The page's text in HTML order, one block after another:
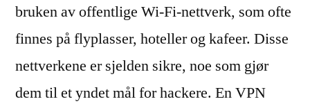
bruken av offentlige Wi-Fi-nettverk, som ofte
finnes på flyplasser, hoteller og kafeer. Disse
nettverkene er sjelden sikre, noe som gjør
dem til et yndet mål for hackere. En VPN